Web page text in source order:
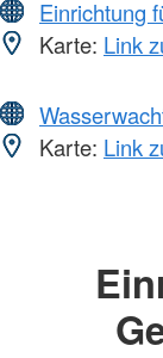
Einrichtung
Karte: Link
Karte: Link